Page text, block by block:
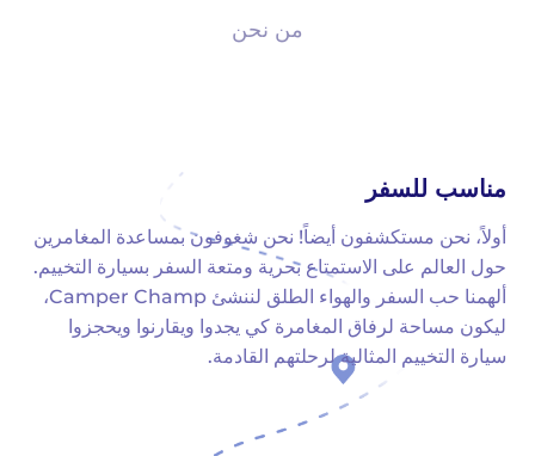
من نحن
مناسب للسفر
أولاً، نحن مستكشفون أيضاً! نحن شغوفون بمساعدة المغامرين
حول العالم على الاستمتاع بحرية ومتعة السفر بسيارة التخييم.
ألهمنا حب السفر والهواء الطلق لننشئ Camper Champ،
ليكون مساحة لرفاق المغامرة كي يجدوا ويقارنوا ويحجزوا
سيارة التخييم المثالية لرحلتهم القادمة.